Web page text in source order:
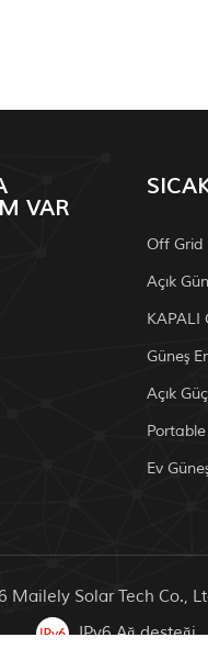
VAR
Off Grid
Açık
KAPALI
Güneş
Açık
Ev
Mailely Solar Tech Co.,
IPv6 Ağ desteği